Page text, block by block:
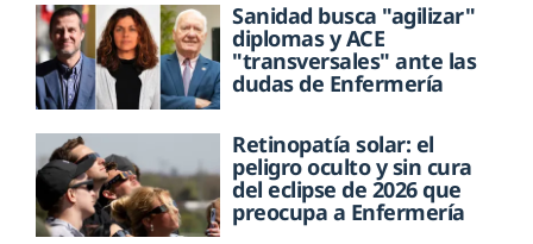
Sanidad busca "agilizar"
diplomas y ACE
"transversales" ante las
dudas de Enfermería
Retinopatía solar: el
peligro oculto y sin cura
del eclipse de 2026 que
preocupa a Enfermería